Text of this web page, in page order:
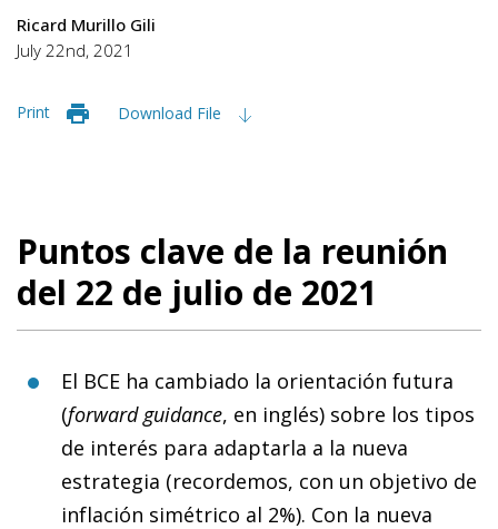
Ricard Murillo Gili
July 22nd, 2021
Print Download File
Puntos clave de la reunión
del 22 de julio de 2021
El BCE ha cambiado la orientación futura
(forward guidance, en inglés) sobre los tipos
de interés para adaptarla a la nueva
estrategia (recordemos, con un objetivo de
inflación simétrico al 2%). Con la nueva